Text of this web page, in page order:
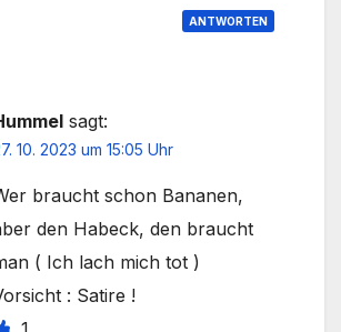
ANTWORTEN
sagt:
10. 2023 um 15:05 Uhr
braucht schon Bananen,
den Habeck, den braucht
( Ich lach mich tot )
: Satire !